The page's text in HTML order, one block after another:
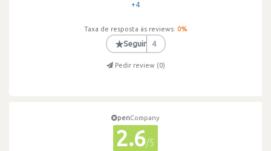
+4
Taxa de resposta às reviews: 0%
★Seguir 4
Pedir review (0)
penCompany
2.6/5